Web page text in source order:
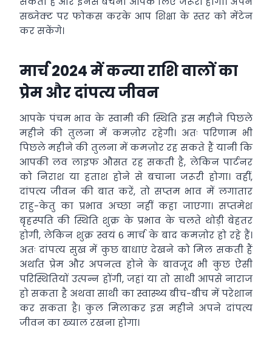
सब्जेक्ट पर फोकस करके आप शिक्षा के स्तर को मेंटेन
कर सकेंगे।
मार्च 2024 में कन्या राशि वालों का
प्रेम और दांपत्य जीवन
आपके पंचम भाव के स्वामी की स्थिति इस महीने पिछले
महीने की तुलना में कमज़ोर रहेगी। अतः परिणाम भी
पिछले महीने की तुलना में कमज़ोर रह सकते हैं यानी कि
आपकी लव लाइफ औसत रह सकती है, लेकिन पार्टनर
को निराश या हताश होने से बचाना जरूरी होगा। वहीं,
दांपत्य जीवन की बात करें, तो सप्तम भाव में लगातार
राहु-केतु का प्रभाव अच्छा नहीं कहा जाएगा। सप्तमेश
बृहस्पति की स्थिति शुक्र के प्रभाव के चलते थोड़ी बेहतर
होगी, लेकिन शुक्र स्वयं 6 मार्च के बाद कमज़ोर हो रहे हैं।
अतः दांपत्य सुख में कुछ बाधाएं देखने को मिल सकती हैं
अर्थात प्रेम और अपनत्व होने के बावजूद भी कुछ ऐसी
परिस्थितियों उत्पन्न होंगी, जहां या तो साथी आपसे नाराज
हो सकता है अथवा साथी का स्वास्थ्य बीच-बीच में परेशान
कर सकता है। कुल मिलाकर इस महीने अपने दांपत्य
जीवन का ख्याल रखना होगा।